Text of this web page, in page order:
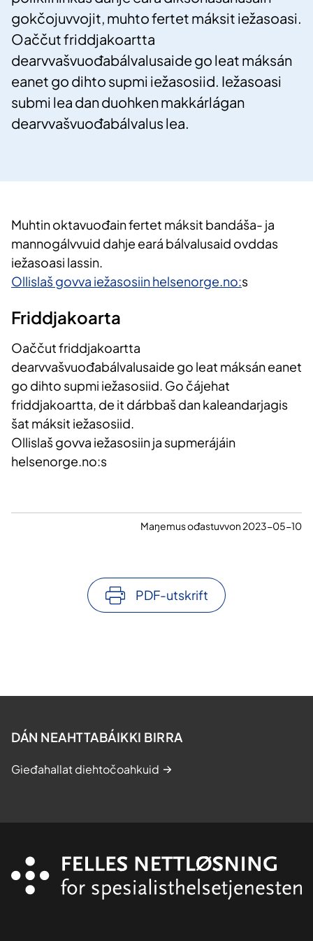
gokčojuvvojit, muhto fertet máksit iežasoasi.
Oaččut friddjakoartta
dearvvašvuođabálvalusaide go leat máksán
eanet go dihto supmi iežasosiid. Iežasoasi
submi lea dan duohken makkárlágan
dearvvašvuođabálvalus lea.
​Muhtin oktavuođain fertet máksit bandáša- ja
mannogálvvuid dahje eará bálvalusaid ovddas
iežasoasi lassin.
Ollislaš govva iežasosiin helsenorge.no:s
Friddjakoarta
Oaččut friddjakoartta
dearvvašvuođabálvalusaide go leat máksán eanet
go dihto supmi iežasosiid. Go čájehat
friddjakoartta, de it dárbbaš dan kaleandarjagis
šat máksit iežasosiid.
Ollislaš govva iežasosiin ja supmerájáin
helsenorge.no:s
Maŋemus ođastuvvon 2023-05-10
PDF-utskrift
DÁN NEAHTTABÁIKKI BIRRA
Gieđahallat diehtočoahkuid